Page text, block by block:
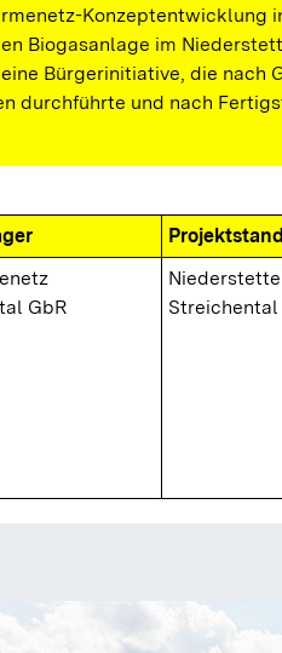
Konzeptentwicklung
Biogasanlage im
Bürgerinitiative, die nach
durchführte und nach
GbR
Streichental